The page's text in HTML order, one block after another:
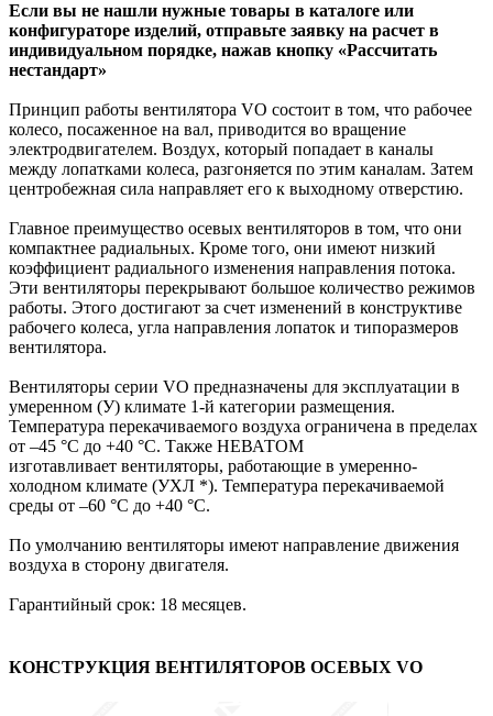
Если вы не нашли нужные товары в каталоге или
конфигураторе изделий, отправьте заявку на расчет в
индивидуальном порядке, нажав кнопку «Рассчитать
нестандарт»
Принцип работы вентилятора VO состоит в том, что рабочее
колесо, посаженное на вал, приводится во вращение
электродвигателем. Воздух, который попадает в каналы
между лопатками колеса, разгоняется по этим каналам. Затем
центробежная сила направляет его к выходному отверстию.
Главное преимущество осевых вентиляторов в том, что они
компактнее радиальных. Кроме того, они имеют низкий
коэффициент радиального изменения направления потока.
Эти вентиляторы перекрывают большое количество режимов
работы. Этого достигают за счет изменений в конструктиве
рабочего колеса, угла направления лопаток и типоразмеров
вентилятора.
Вентиляторы серии VO предназначены для эксплуатации в
умеренном (У) климате 1-й категории размещения.
Температура перекачиваемого воздуха ограничена в пределах
от –45 °С до +40 °С. Также НЕВАТОМ
изготавливает вентиляторы, работающие в умеренно-
холодном климате (УХЛ *). Температура перекачиваемой
среды от –60 °С до +40 °С.
По умолчанию вентиляторы имеют направление движения
воздуха в сторону двигателя.
Гарантийный срок: 18 месяцев.
КОНСТРУКЦИЯ ВЕНТИЛЯТОРОВ ОСЕВЫХ VO